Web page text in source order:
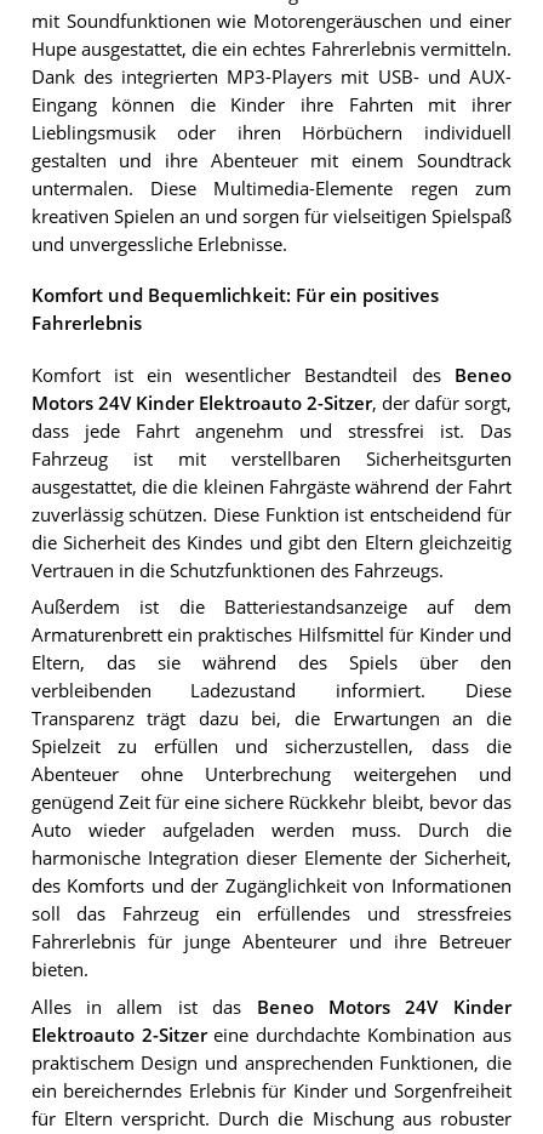
mit Soundfunktionen wie Motorengeräuschen und einer
Hupe ausgestattet, die ein echtes Fahrerlebnis vermitteln.
Dank des integrierten MP3-Players mit USB- und AUX-
Eingang können die Kinder ihre Fahrten mit ihrer
Lieblingsmusik oder ihren Hörbüchern individuell
gestalten und ihre Abenteuer mit einem Soundtrack
untermalen. Diese Multimedia-Elemente regen zum
kreativen Spielen an und sorgen für vielseitigen Spielspaß
und unvergessliche Erlebnisse.
Komfort und Bequemlichkeit: Für ein positives
Fahrerlebnis
Komfort ist ein wesentlicher Bestandteil des Beneo
Motors 24V Kinder Elektroauto 2-Sitzer, der dafür sorgt,
dass jede Fahrt angenehm und stressfrei ist. Das
Fahrzeug ist mit verstellbaren Sicherheitsgurten
ausgestattet, die die kleinen Fahrgäste während der Fahrt
zuverlässig schützen. Diese Funktion ist entscheidend für
die Sicherheit des Kindes und gibt den Eltern gleichzeitig
Vertrauen in die Schutzfunktionen des Fahrzeugs.
Außerdem ist die Batteriestandsanzeige auf dem
Armaturenbrett ein praktisches Hilfsmittel für Kinder und
Eltern, das sie während des Spiels über den
verbleibenden Ladezustand informiert. Diese
Transparenz trägt dazu bei, die Erwartungen an die
Spielzeit zu erfüllen und sicherzustellen, dass die
Abenteuer ohne Unterbrechung weitergehen und
genügend Zeit für eine sichere Rückkehr bleibt, bevor das
Auto wieder aufgeladen werden muss. Durch die
harmonische Integration dieser Elemente der Sicherheit,
des Komforts und der Zugänglichkeit von Informationen
soll das Fahrzeug ein erfüllendes und stressfreies
Fahrerlebnis für junge Abenteurer und ihre Betreuer
bieten.
Alles in allem ist das Beneo Motors 24V Kinder
Elektroauto 2-Sitzereine durchdachte Kombination aus
praktischem Design und ansprechenden Funktionen, die
ein bereicherndes Erlebnis für Kinder und Sorgenfreiheit
für Eltern verspricht. Durch die Mischung aus robuster